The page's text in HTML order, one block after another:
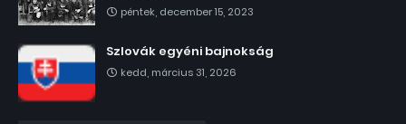
péntek, december 15, 2023
Szlovák egyéni bajnokság
kedd, március 31, 2026